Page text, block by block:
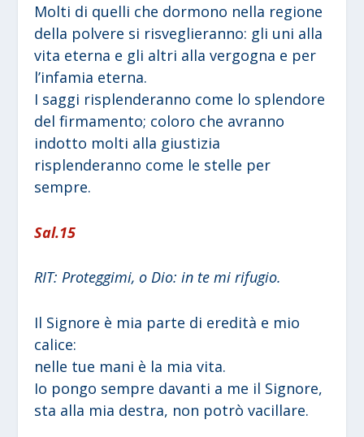
Molti di quelli che dormono nella regione
della polvere si risveglieranno: gli uni alla
vita eterna e gli altri alla vergogna e per
l’infamia eterna.
I saggi risplenderanno come lo splendore
del firmamento; coloro che avranno
indotto molti alla giustizia
risplenderanno come le stelle per
sempre.
Sal.15
RIT: Proteggimi, o Dio: in te mi rifugio.
Il Signore è mia parte di eredità e mio
calice:
nelle tue mani è la mia vita.
Io pongo sempre davanti a me il Signore,
sta alla mia destra, non potrò vacillare.